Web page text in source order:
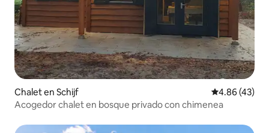
Chalet en Schijf Calificación
4.86 (43)
Acogedor chalet en bosque privado con chimenea